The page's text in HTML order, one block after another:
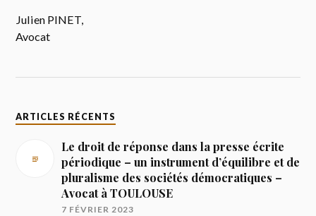
Julien PINET,
Avocat
ARTICLES RÉCENTS
Le droit de réponse dans la presse écrite
périodique – un instrument d’équilibre et de
pluralisme des sociétés démocratiques –
Avocat à TOULOUSE
7 FÉVRIER 2023